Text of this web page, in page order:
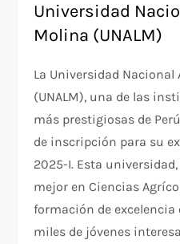
Universidad
Molina (UNALM)
La Universidad Nacional
(UNALM), una de las
más prestigiosas de
de inscripción para su
2025-I. Esta
mejor en Ciencias
formación de excelencia
miles de jóvenes